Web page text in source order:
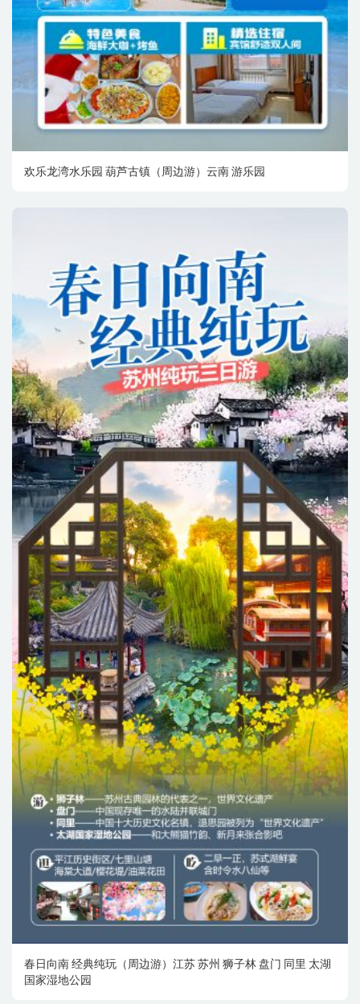
欢乐龙湾水乐园 葫芦古镇（周边游）云南 游乐园
春日向南 经典纯玩（周边游）江苏 苏州 狮子林 盘门 同里 太湖
国家湿地公园